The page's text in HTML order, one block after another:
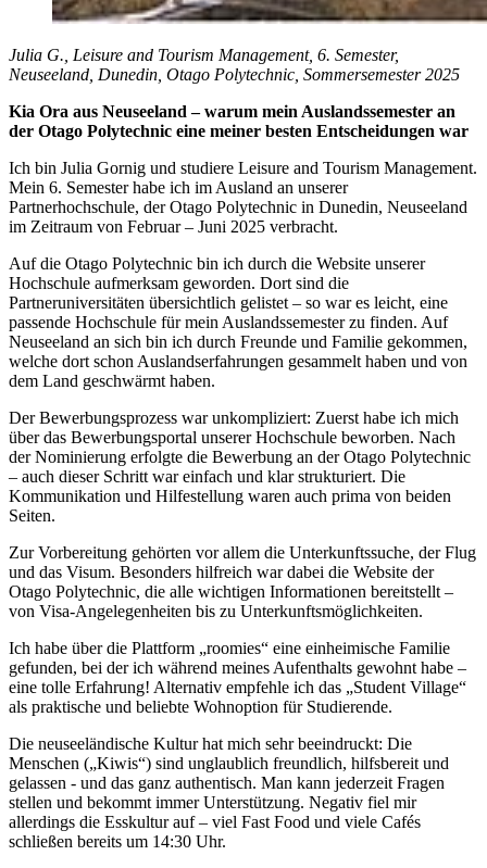
Julia G., Leisure and Tourism Management, 6. Semester,
Neuseeland, Dunedin, Otago Polytechnic , Sommersemester 2025
Kia Ora aus Neuseeland – warum mein Auslandssemester an
der Otago Polytechnic eine meiner besten Entscheidungen war
Ich bin Julia Gornig und studiere Leisure and Tourism Management.
Mein 6. Semester habe ich im Ausland an unserer
Partnerhochschule, der Otago Polytechnic in Dunedin, Neuseeland
im Zeitraum von Februar – Juni 2025 verbracht.
Auf die Otago Polytechnic bin ich durch die Website unserer
Hochschule aufmerksam geworden. Dort sind die
Partneruniversitäten übersichtlich gelistet – so war es leicht, eine
passende Hochschule für mein Auslandssemester zu finden. Auf
Neuseeland an sich bin ich durch Freunde und Familie gekommen,
welche dort schon Auslandserfahrungen gesammelt haben und von
dem Land geschwärmt haben.
Der Bewerbungsprozess war unkompliziert: Zuerst habe ich mich
über das Bewerbungsportal unserer Hochschule beworben. Nach
der Nominierung erfolgte die Bewerbung an der Otago Polytechnic
– auch dieser Schritt war einfach und klar strukturiert. Die
Kommunikation und Hilfestellung waren auch prima von beiden
Seiten.
Zur Vorbereitung gehörten vor allem die Unterkunftssuche, der Flug
und das Visum. Besonders hilfreich war dabei die Website der
Otago Polytechnic, die alle wichtigen Informationen bereitstellt –
von Visa-Angelegenheiten bis zu Unterkunftsmöglichkeiten.
Ich habe über die Plattform „roomies“ eine einheimische Familie
gefunden, bei der ich während meines Aufenthalts gewohnt habe –
eine tolle Erfahrung! Alternativ empfehle ich das „Student Village“
als praktische und beliebte Wohnoption für Studierende.
Die neuseeländische Kultur hat mich sehr beeindruckt: Die
Menschen („Kiwis“) sind unglaublich freundlich, hilfsbereit und
gelassen - und das ganz authentisch. Man kann jederzeit Fragen
stellen und bekommt immer Unterstützung. Negativ fiel mir
allerdings die Esskultur auf – viel Fast Food und viele Cafés
schließen bereits um 14:30 Uhr.